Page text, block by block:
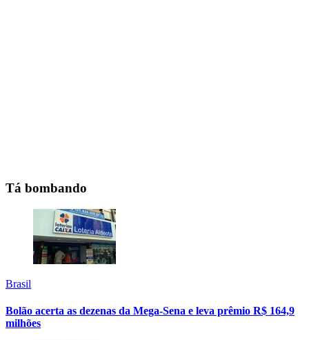
Tá bombando
Brasil
Bolão acerta as dezenas da Mega-Sena e leva prêmio R$ 164,9
milhões